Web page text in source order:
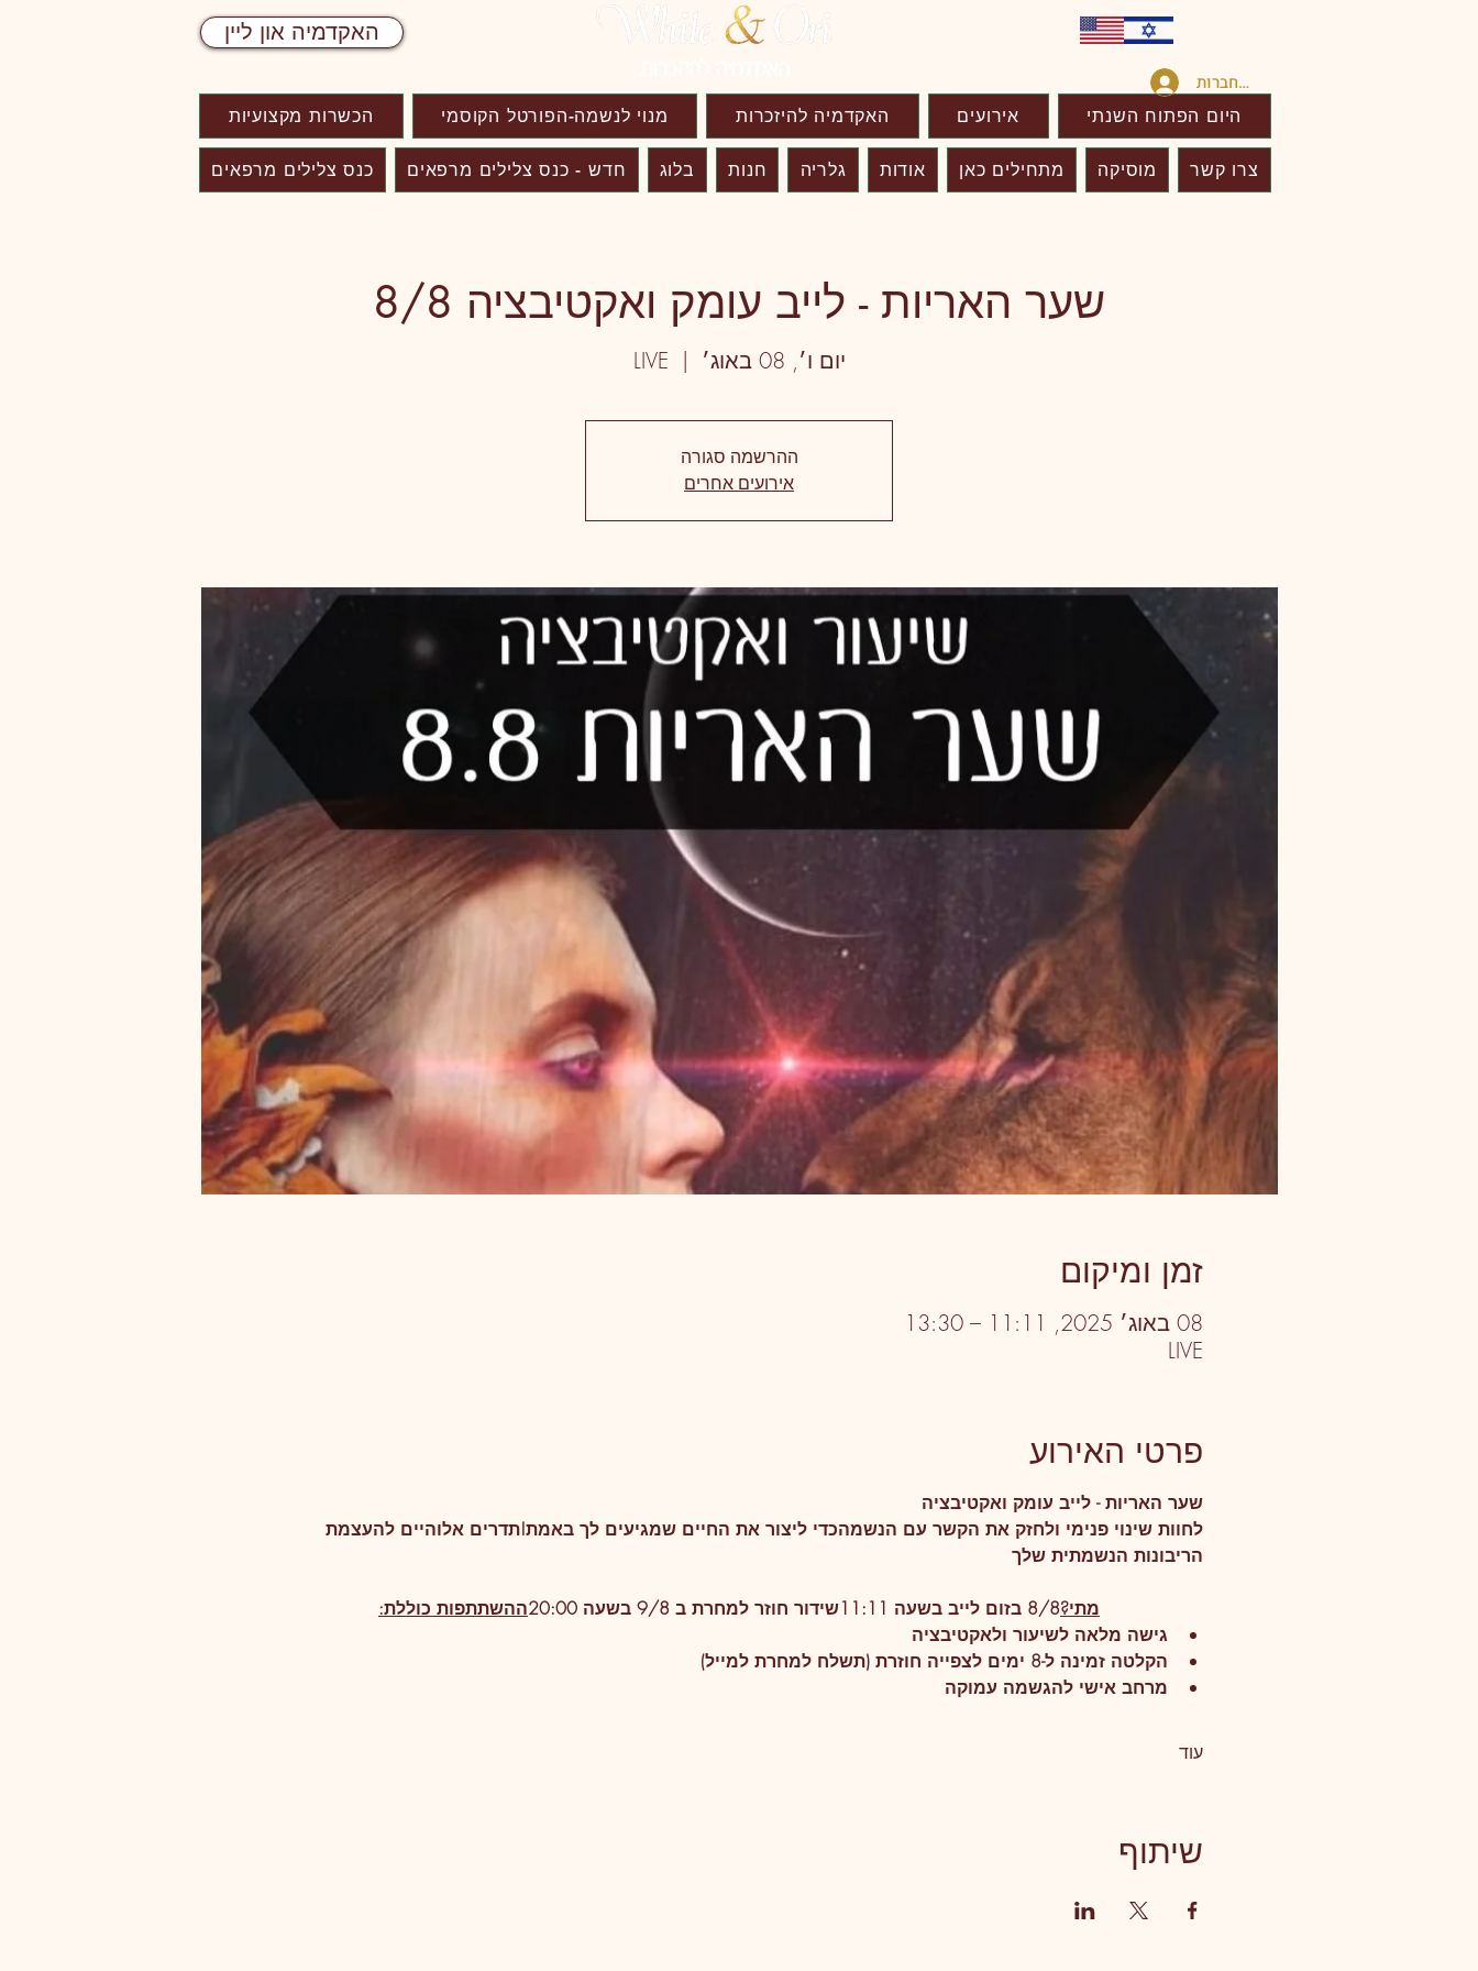
האקדמיה און ליין
הכשרות מקצועיות מנוי לנשמה-הפורטל הקוסמי האקדמיה להיזכרות אירועים היום הפתוח השנתי
כנס צלילים מרפאים חדש - כנס צלילים מרפאים בלוג חנות גלריה אודות מתחילים כאן מוסיקה צרו קשר
להתחברות
שער האריות - לייב עומק ואקטיבציה 8/8
יום ו׳, 08 באוג׳
  |
LIVE
ההרשמה סגורה
אירועים אחרים
זמן ומיקום
08 באוג׳ 2025, 11:11 – 13:30
LIVE
פרטי האירוע
שער האריות - לייב עומק ואקטיבציה
לחוות שינוי פנימי ולחזק את הקשר עם הנשמהכדי ליצור את החיים שמגיעים לך באמת!תדרים אלוהיים להעצמת
הריבונות הנשמתית שלך
מתי?8/8 בזום לייב בשעה 11:11שידור חוזר למחרת ב 9/8 בשעה 20:00
ההשתתפות כוללת:
גישה מלאה לשיעור ולאקטיבציה
הקלטה זמינה ל-8 ימים לצפייה חוזרת (תשלח למחרת למייל)
מרחב אישי להגשמה עמוקה
עוד
שיתוף